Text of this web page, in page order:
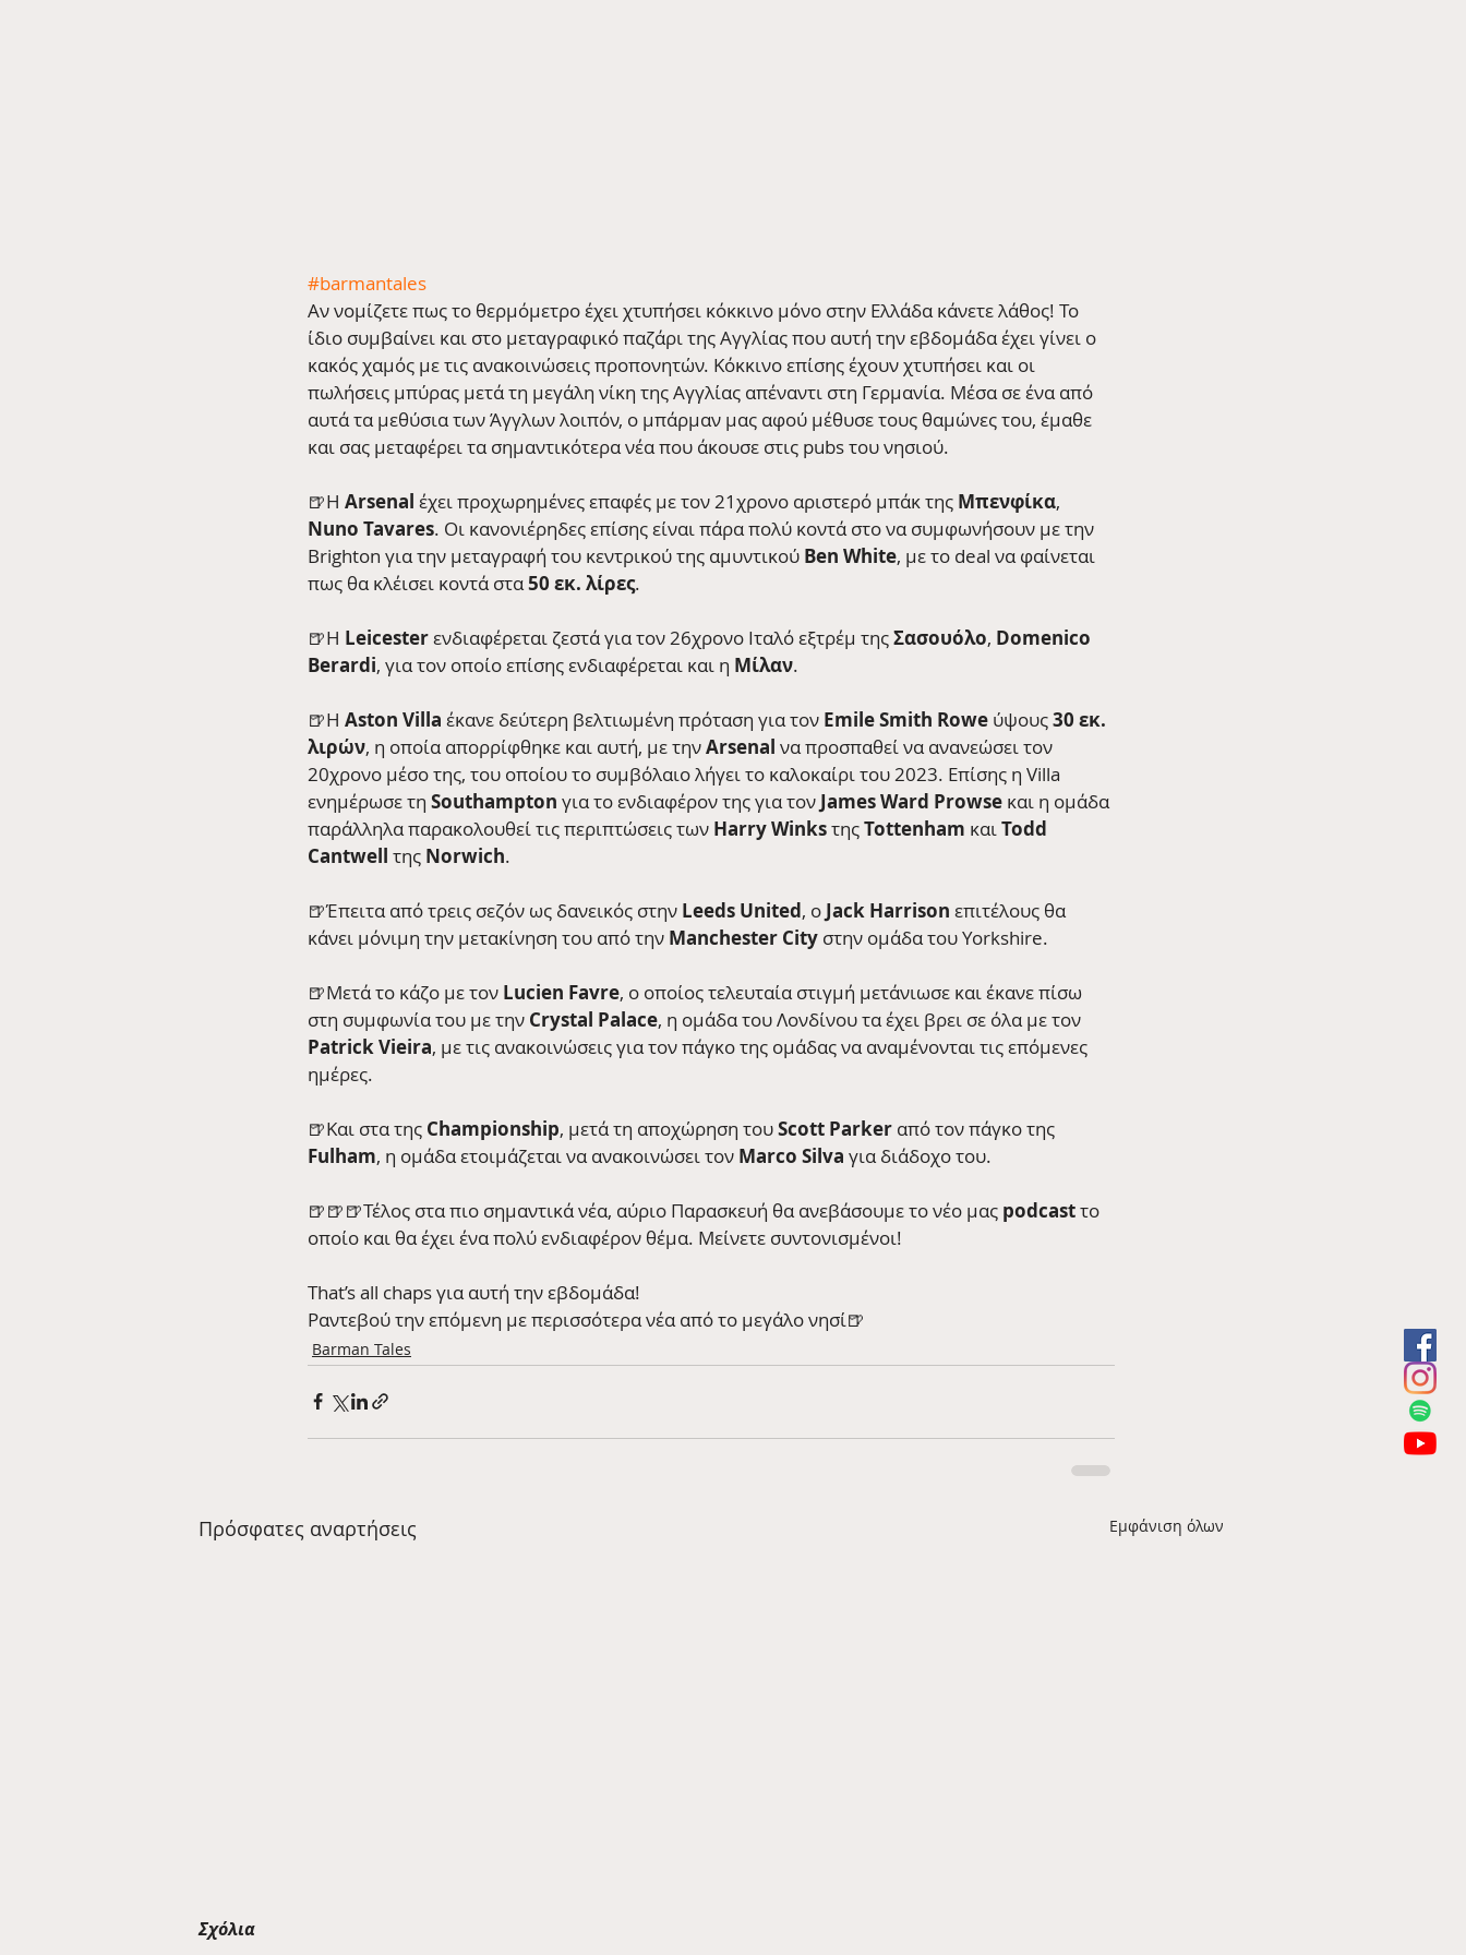
#barmantales
Αν νομίζετε πως το θερμόμετρο έχει χτυπήσει κόκκινο μόνο στην Ελλάδα κάνετε λάθος! Το
ίδιο συμβαίνει και στο μεταγραφικό παζάρι της Αγγλίας που αυτή την εβδομάδα έχει γίνει ο
κακός χαμός με τις ανακοινώσεις προπονητών. Κόκκινο επίσης έχουν χτυπήσει και οι
πωλήσεις μπύρας μετά τη μεγάλη νίκη της Αγγλίας απέναντι στη Γερμανία. Μέσα σε ένα από
αυτά τα μεθύσια των Άγγλων λοιπόν, ο μπάρμαν μας αφού μέθυσε τους θαμώνες του, έμαθε
και σας μεταφέρει τα σημαντικότερα νέα που άκουσε στις pubs του νησιού.
🍺H Arsenal έχει προχωρημένες επαφές με τον 21χρονο αριστερό μπάκ της Μπενφίκα,
Nuno Tavares. Οι κανονιέρηδες επίσης είναι πάρα πολύ κοντά στο να συμφωνήσουν με την
Brighton για την μεταγραφή του κεντρικού της αμυντικού Ben White, με το deal να φαίνεται
πως θα κλέισει κοντά στα 50 εκ. λίρες.
🍺Η Leicester ενδιαφέρεται ζεστά για τον 26χρονο Ιταλό εξτρέμ της Σασουόλο, Domenico
Berardi, για τον οποίο επίσης ενδιαφέρεται και η Μίλαν.
🍺H Aston Villa έκανε δεύτερη βελτιωμένη πρόταση για τον Emile Smith Rowe ύψους 30 εκ.
λιρών, η οποία απορρίφθηκε και αυτή, με την Arsenal να προσπαθεί να ανανεώσει τον
20χρονο μέσο της, του οποίου το συμβόλαιο λήγει το καλοκαίρι του 2023. Επίσης η Villa
ενημέρωσε τη Southampton για το ενδιαφέρον της για τον James Ward Prowse και η ομάδα
παράλληλα παρακολουθεί τις περιπτώσεις των Harry Winks της Tottenham και Todd
Cantwell της Norwich.
🍺Έπειτα από τρεις σεζόν ως δανεικός στην Leeds United, o Jack Harrison επιτέλους θα
κάνει μόνιμη την μετακίνηση του από την Manchester City στην ομάδα του Yorkshire.
🍺Μετά το κάζο με τον Lucien Favre, ο οποίος τελευταία στιγμή μετάνιωσε και έκανε πίσω
στη συμφωνία του με την Crystal Palace, η ομάδα του Λονδίνου τα έχει βρει σε όλα με τον
Patrick Vieira, με τις ανακοινώσεις για τον πάγκο της ομάδας να αναμένονται τις επόμενες
ημέρες.
🍺Και στα της Championship, μετά τη αποχώρηση του Scott Parker από τον πάγκο της
Fulham, η ομάδα ετοιμάζεται να ανακοινώσει τον Marco Silva για διάδοχο του.
🍺🍺🍺Τέλος στα πιο σημαντικά νέα, αύριο Παρασκευή θα ανεβάσουμε το νέο μας podcast το
οποίο και θα έχει ένα πολύ ενδιαφέρον θέμα. Μείνετε συντονισμένοι!
That’s all chaps για αυτή την εβδομάδα!
Ραντεβού την επόμενη με περισσότερα νέα από το μεγάλο νησί🍺
Barman Tales
Πρόσφατες αναρτήσεις Εμφάνιση όλων
Σχόλια